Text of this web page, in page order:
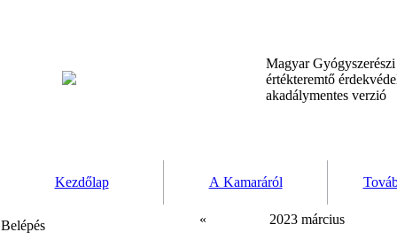
Magyar
értékteremtő
akadálymentes verzió
Kezdőlap A Kamaráról
Belépés
«
2023 március